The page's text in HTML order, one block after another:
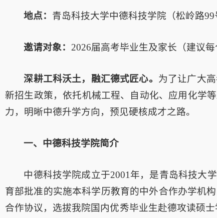
地点： 青岛科技大学中德科技学院（松岭路99
邀请对象： 2026届高考毕业生及家长（建议每
深耕工科沃土，融汇德式匠心。 为了让广大
新招生政策，依托机械工程、自动化、应用化学
力，明晰中德升学方向，预见硬核成才之路。
一、中德科技学院简介
中德科技学院成立于2001年，是青岛科技大
育部批准的实施本科学历教育的中外合作办学机
合作协议，选拔我院国内优秀毕业生赴德攻读硕